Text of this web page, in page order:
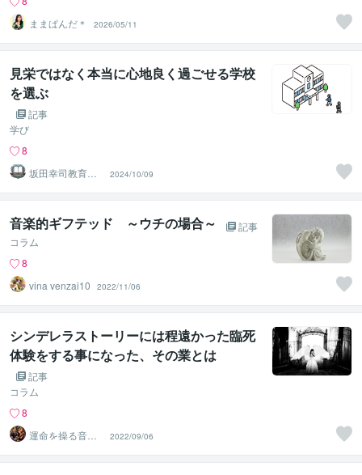
ままぱんだ＊
2026/05/11
見栄ではなく本当に心地良く過ごせる学校
を選ぶ
記事
学び
8
坂田幸司教育研
究所
2024/10/09
音楽的ギフテッド ～ウチの場合～
記事
コラム
8
vina venzai10
2022/11/06
シンデレラストーリーには程遠かった臨死
体験をする事になった、その業とは
記事
コラム
8
運命を操る音波
動の調律師Keiと
Jack
2022/09/06